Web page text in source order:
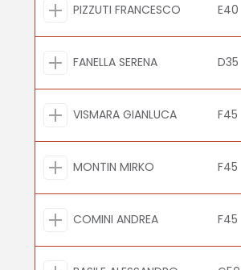
PIZZUTI FRANCESCO E40
FANELLA SERENA D35
VISMARA GIANLUCA F45
MONTIN MIRKO F45
COMINI ANDREA F45